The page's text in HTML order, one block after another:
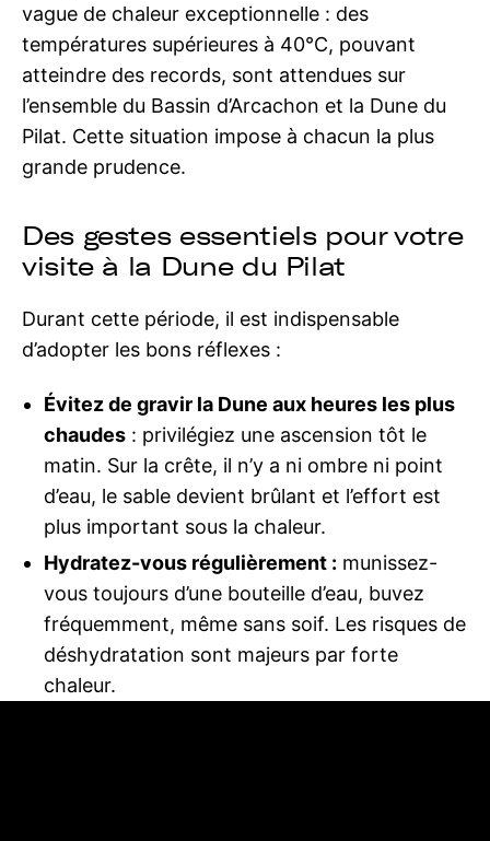
vague de chaleur exceptionnelle : des
températures supérieures à 40°C, pouvant
atteindre des records, sont attendues sur
l’ensemble du Bassin d’Arcachon et la Dune du
Pilat. Cette situation impose à chacun la plus
grande prudence.
Des gestes essentiels pour votre
visite à la Dune du Pilat
Durant cette période, il est indispensable
d’adopter les bons réflexes :
Évitez de gravir la Dune aux heures les plus
chaudes : privilégiez une ascension tôt le
matin. Sur la crête, il n’y a ni ombre ni point
d’eau, le sable devient brûlant et l’effort est
plus important sous la chaleur.
Hydratez-vous régulièrement : munissez-
vous toujours d’une bouteille d’eau, buvez
fréquemment, même sans soif. Les risques de
déshydratation sont majeurs par forte
chaleur.